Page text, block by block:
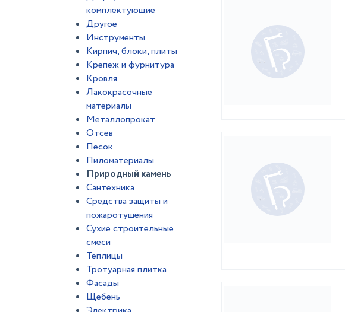
комплектующие
Другое
Инструменты
Кирпич, блоки, плиты
Крепеж и фурнитура
Кровля
Лакокрасочные
материалы
Металлопрокат
Отсев
Песок
Пиломатериалы
Природный камень
Сантехника
Средства защиты и
пожаротушения
Сухие строительные
смеси
Теплицы
Тротуарная плитка
Фасады
Щебень